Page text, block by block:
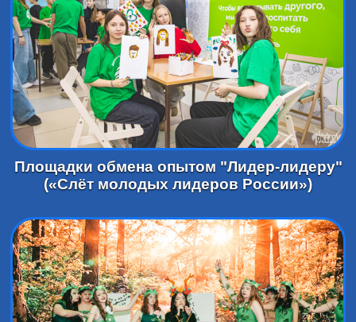
Площадки обмена опытом "Лидер-лидеру"
(«Слёт молодых лидеров России»)